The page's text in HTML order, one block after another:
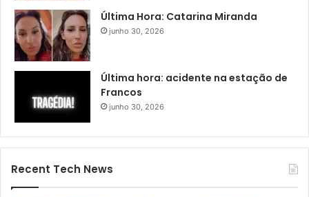
Última Hora: Catarina Miranda
junho 30, 2026
Última hora: acidente na estação de
Francos
junho 30, 2026
Recent Tech News